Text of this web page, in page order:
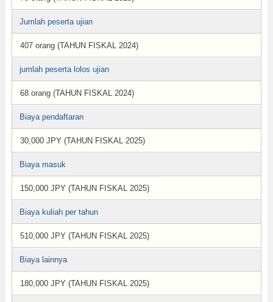
Jumlah peserta ujian
407 orang (TAHUN FISKAL 2024)
jumlah peserta lolos ujian
68 orang (TAHUN FISKAL 2024)
Biaya pendaftaran
30,000 JPY (TAHUN FISKAL 2025)
Biaya masuk
150,000 JPY (TAHUN FISKAL 2025)
Biaya kuliah per tahun
510,000 JPY (TAHUN FISKAL 2025)
Biaya lainnya
180,000 JPY (TAHUN FISKAL 2025)